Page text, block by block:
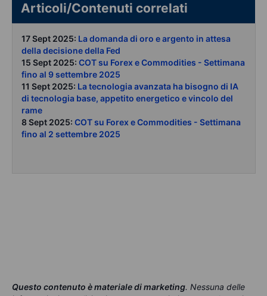
Articoli/Contenuti correlati
17 Sept 2025: La domanda di oro e argento in attesa
della decisione della Fed
15 Sept 2025: COT su Forex e Commodities - Settimana
fino al 9 settembre 2025
11 Sept 2025: La tecnologia avanzata ha bisogno di IA
di tecnologia base, appetito energetico e vincolo del
rame
8 Sept 2025: COT su Forex e Commodities - Settimana
fino al 2 settembre 2025
Questo contenuto è materiale di marketing. Nessuna delle